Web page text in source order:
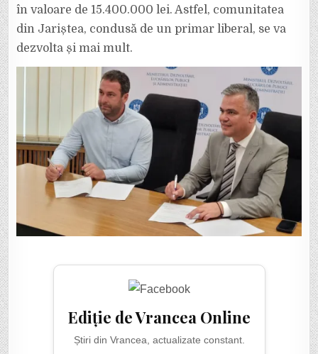
în valoare de 15.400.000 lei. Astfel, comunitatea
din Jariștea, condusă de un primar liberal, se va
dezvolta și mai mult.
Ediție de Vrancea Online
Știri din Vrancea, actualizate constant.